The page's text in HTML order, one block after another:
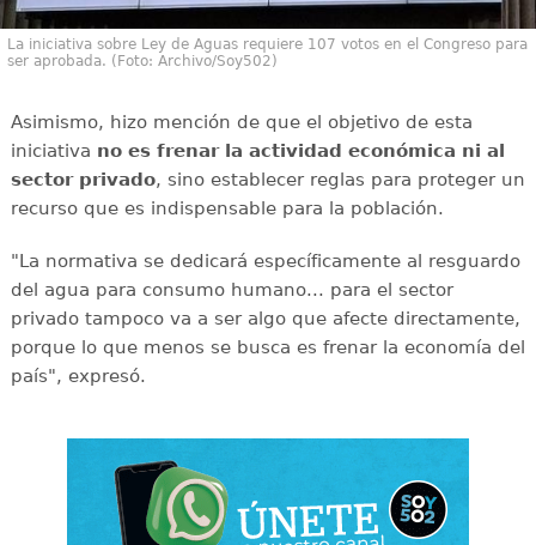
La iniciativa sobre Ley de Aguas requiere 107 votos en el Congreso para
ser aprobada. (Foto: Archivo/Soy502)
Asimismo, hizo mención de que el objetivo de esta
iniciativa no es frenar la actividad económica ni al
sector privado, sino establecer reglas para proteger un
recurso que es indispensable para la población.
"La normativa se dedicará específicamente al resguardo
del agua para consumo humano... para el sector
privado tampoco va a ser algo que afecte directamente,
porque lo que menos se busca es frenar la economía del
país", expresó.